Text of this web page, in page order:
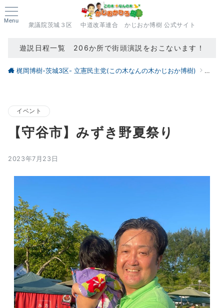
Menu
衆議院茨城３区 中道改革連合 かじおか博樹 公式サイト
遊説日程一覧 206か所で街頭演説をおこないます！
梶岡博樹-茨城3区- 立憲民主党(この木なんの木かじおか博樹) ブロ
イベント
【守谷市】みずき野夏祭り
2023年7月23日